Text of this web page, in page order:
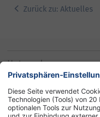
Zurück zu: Aktuelles
Unternehmen
Informationen